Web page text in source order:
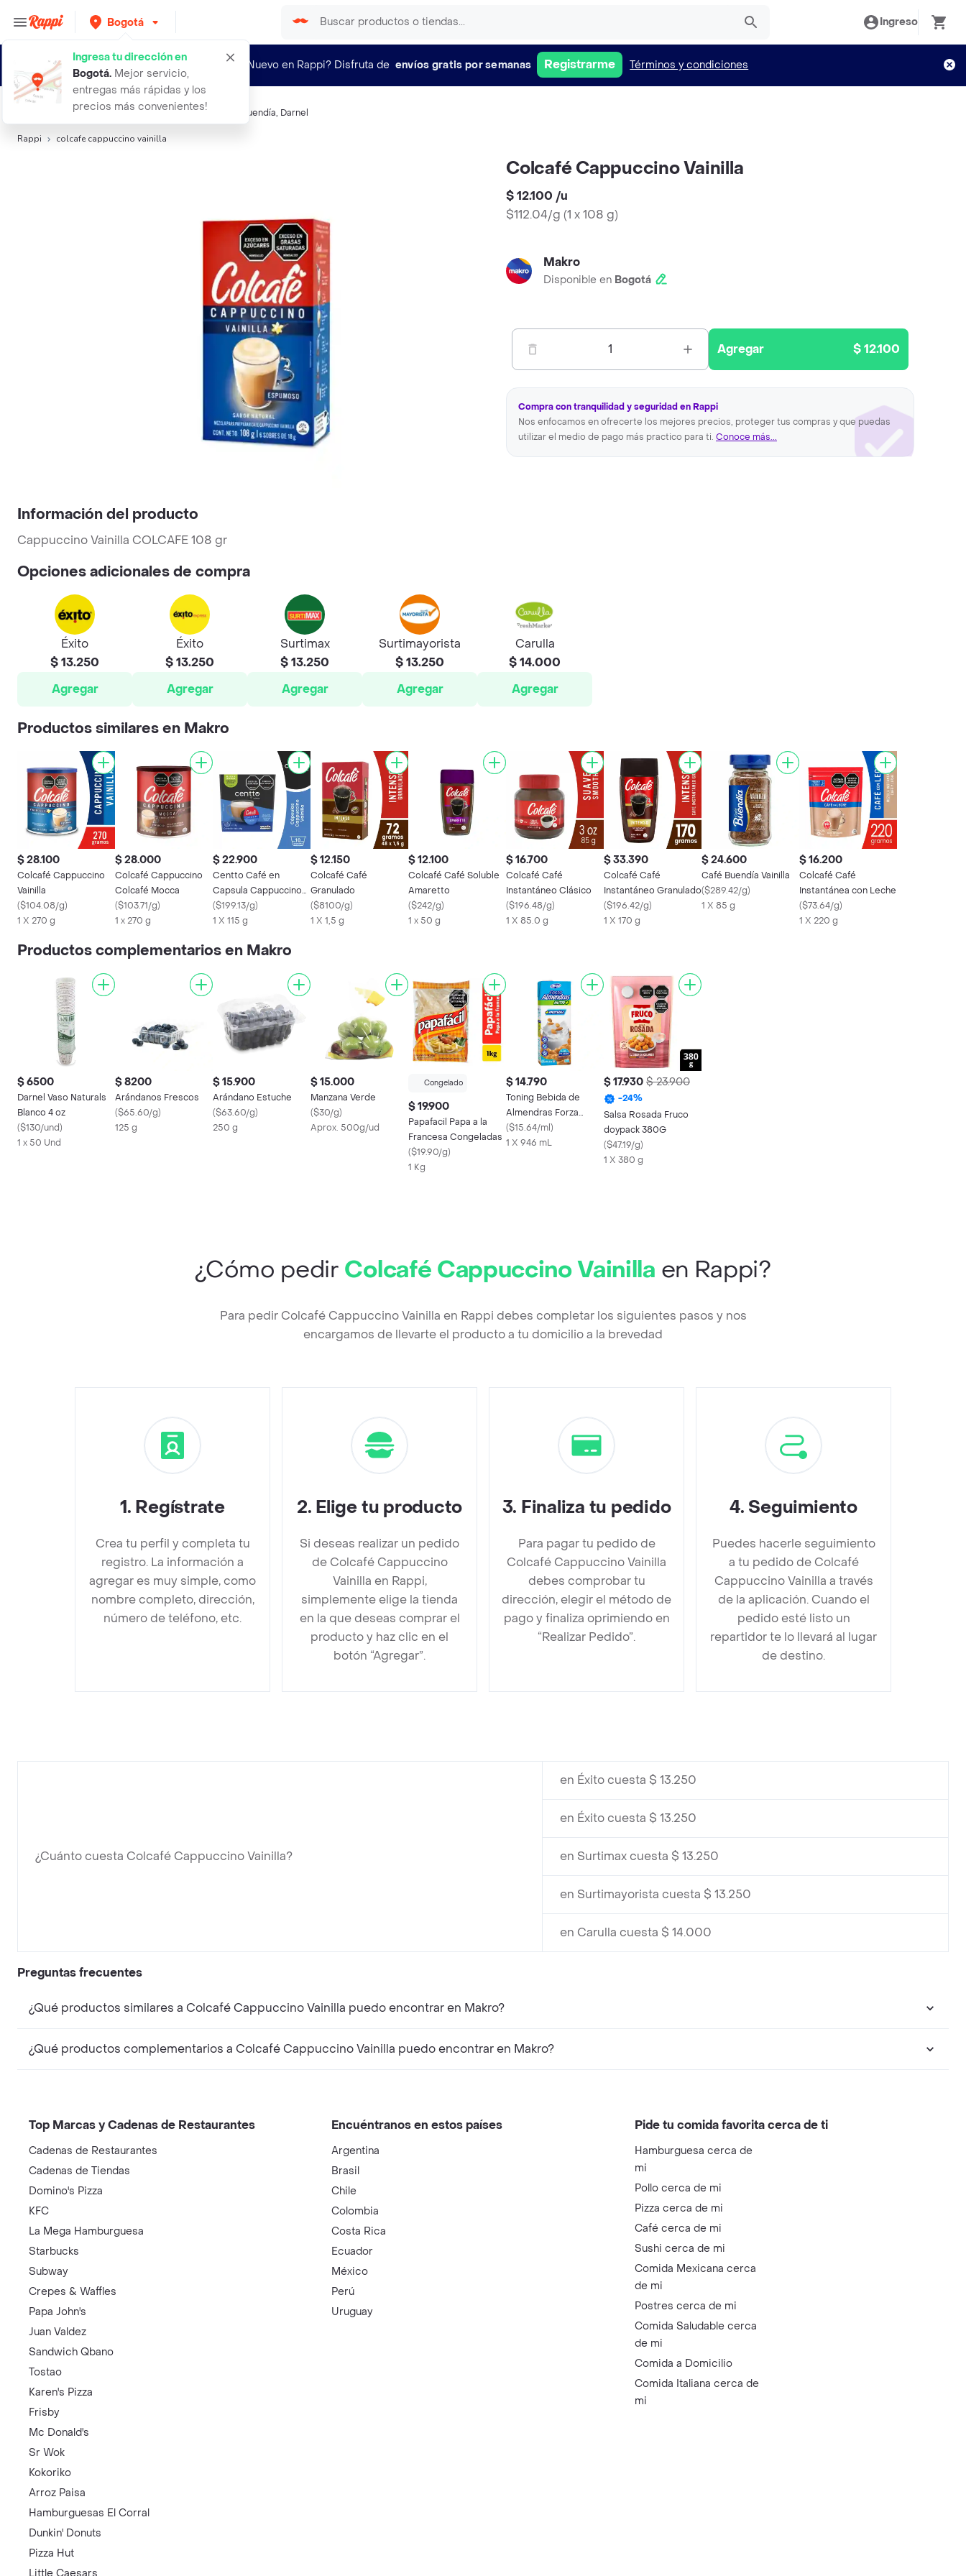
Bogotá
Ingresa tu dirección en
Bogotá. Mejor servicio,
entregas más rápidas y los
precios más convenientes!
Ingreso
¿Nuevo en Rappi? Disfruta de envíos gratis por semanas Registrarme Términos y condiciones
Búsquedas relacionadas:Café,Colcafé,Matiz Café Buendía, Darnel
Rappi colcafe cappuccino vainilla
Colcafé Cappuccino Vainilla
$ 12.100 /u
$112.04/g (1 x 108 g)
Makro
Disponible en Bogotá
1 Agregar $ 12.100
Compra con tranquilidad y seguridad en Rappi
Nos enfocamos en ofrecerte los mejores precios, proteger tus compras y que puedas
utilizar el medio de pago más practico para ti. Conoce más...
Información del producto
Cappuccino Vainilla COLCAFE 108 gr
Opciones adicionales de compra
Éxito
$ 13.250
Agregar
Éxito
$ 13.250
Agregar
Surtimax
$ 13.250
Agregar
Surtimayorista
$ 13.250
Agregar
Carulla
$ 14.000
Agregar
Productos similares en Makro
$ 28.100
Colcafé Cappuccino
Vainilla
($104.08/g)
1 X 270 g
$ 28.000
Colcafé Cappuccino
Colcafé Mocca
($103.71/g)
1 x 270 g
$ 22.900
Centto Café en
Capsula Cappuccino
Vainilla Colcafé
($199.13/g)
1 X 115 g
$ 12.150
Colcafé Café
Granulado
($8100/g)
1 X 1,5 g
$ 12.100
Colcafé Café Soluble
Amaretto
($242/g)
1 x 50 g
$ 16.700
Colcafé Café
Instantáneo Clásico
($196.48/g)
1 X 85.0 g
$ 33.390
Colcafé Café
Instantáneo Granulado
($196.42/g)
1 X 170 g
$ 24.600
Café Buendía Vainilla
($289.42/g)
1 X 85 g
$ 16.200
Colcafé Café
Instantánea con Leche
($73.64/g)
1 X 220 g
Productos complementarios en Makro
$ 6500
Darnel Vaso Naturals
Blanco 4 oz
($130/und)
1 x 50 Und
$ 8200
Arándanos Frescos
($65.60/g)
125 g
$ 15.900
Arándano Estuche
($63.60/g)
250 g
$ 15.000
Manzana Verde
($30/g)
Aprox. 500g/ud
Congelado
$ 19.900
Papafacil Papa a la
Francesa Congeladas
($19.90/g)
1 Kg
$ 14.790
Toning Bebida de
Almendras Forza
Sabor Vainilla
($15.64/ml)
1 X 946 mL
$ 17.930 $ 23.900
-24%
Salsa Rosada Fruco
doypack 380G
($47.19/g)
1 X 380 g
¿Cómo pedir Colcafé Cappuccino Vainilla en Rappi?
Para pedir Colcafé Cappuccino Vainilla en Rappi debes completar los siguientes pasos y nos
encargamos de llevarte el producto a tu domicilio a la brevedad
1. Regístrate
Crea tu perfil y completa tu
registro. La información a
agregar es muy simple, como
nombre completo, dirección,
número de teléfono, etc.
2. Elige tu producto
Si deseas realizar un pedido
de Colcafé Cappuccino
Vainilla en Rappi,
simplemente elige la tienda
en la que deseas comprar el
producto y haz clic en el
botón “Agregar”.
3. Finaliza tu pedido
Para pagar tu pedido de
Colcafé Cappuccino Vainilla
debes comprobar tu
dirección, elegir el método de
pago y finaliza oprimiendo en
“Realizar Pedido”.
4. Seguimiento
Puedes hacerle seguimiento
a tu pedido de Colcafé
Cappuccino Vainilla a través
de la aplicación. Cuando el
pedido esté listo un
repartidor te lo llevará al lugar
de destino.
¿Cuánto cuesta Colcafé Cappuccino Vainilla?
en Éxito cuesta $ 13.250
en Éxito cuesta $ 13.250
en Surtimax cuesta $ 13.250
en Surtimayorista cuesta $ 13.250
en Carulla cuesta $ 14.000
Preguntas frecuentes
¿Qué productos similares a Colcafé Cappuccino Vainilla puedo encontrar en Makro?
¿Qué productos complementarios a Colcafé Cappuccino Vainilla puedo encontrar en Makro?
Top Marcas y Cadenas de Restaurantes
Cadenas de Restaurantes
Cadenas de Tiendas
Domino's Pizza
KFC
La Mega Hamburguesa
Starbucks
Subway
Crepes & Waffles
Papa John's
Juan Valdez
Sandwich Qbano
Tostao
Karen's Pizza
Frisby
Mc Donald's
Sr Wok
Kokoriko
Arroz Paisa
Hamburguesas El Corral
Dunkin' Donuts
Pizza Hut
Little Caesars
Encuéntranos en estos países
Argentina
Brasil
Chile
Colombia
Costa Rica
Ecuador
México
Perú
Uruguay
Pide tu comida favorita cerca de ti
Hamburguesa cerca de
mi
Pollo cerca de mi
Pizza cerca de mi
Café cerca de mi
Sushi cerca de mi
Comida Mexicana cerca
de mi
Postres cerca de mi
Comida Saludable cerca
de mi
Comida a Domicilio
Comida Italiana cerca de
mi